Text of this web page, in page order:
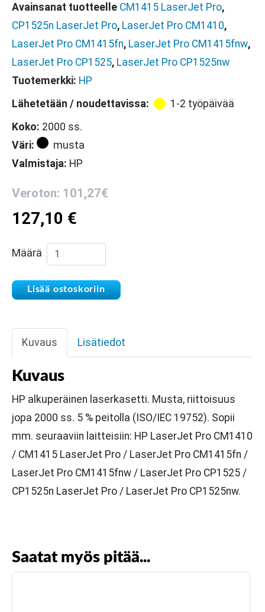
Avainsanat tuotteelle CM1415 LaserJet Pro,
CP1525n LaserJet Pro, LaserJet Pro CM1410,
LaserJet Pro CM1415fn, LaserJet Pro CM1415fnw,
LaserJet Pro CP1525, LaserJet Pro CP1525nw
Tuotemerkki: HP
Lähetetään / noudettavissa:
1-2 työpäivää
Koko: 2000 ss.
Väri:
musta
Valmistaja: HP
Veroton: 101,27€
127,10 €
Määrä HP CE320A musta laserkasetti määrä
Lisää ostoskoriin
Kuvaus Lisätiedot
Kuvaus
HP alkuperäinen laserkasetti. Musta, riittoisuus
jopa 2000 ss. 5 % peitolla (ISO/IEC 19752). Sopii
mm. seuraaviin laitteisiin: HP LaserJet Pro CM1410
/ CM1415 LaserJet Pro / LaserJet Pro CM1415fn /
LaserJet Pro CM1415fnw / LaserJet Pro CP1525 /
CP1525n LaserJet Pro / LaserJet Pro CP1525nw.
Saatat myös pitää...